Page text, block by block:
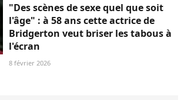
"Des scènes de sexe quel que soit
l'âge" : à 58 ans cette actrice de
Bridgerton veut briser les tabous à
l'écran
8 février 2026